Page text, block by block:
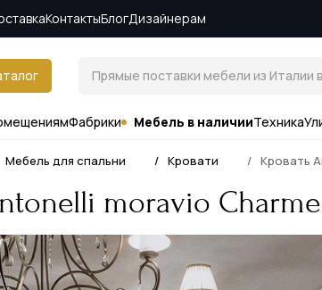
КонтактыБлогДизайнерам
Фабрики Мебель в наличииТехника
Мебель для спальни Кровати Кровать
moravio